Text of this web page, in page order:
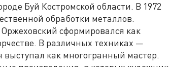
Буй Костромской области. В 1972
обработки металлов.
сформировался как
В различных техниках —
как многогранный мастер.